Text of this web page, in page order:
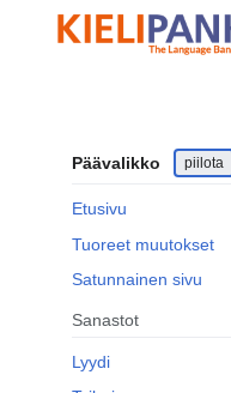
sisältöön
Päävalikko piilota
Etusivu
Tuoreet muutokset
Satunnainen sivu
Sanastot
Lyydi